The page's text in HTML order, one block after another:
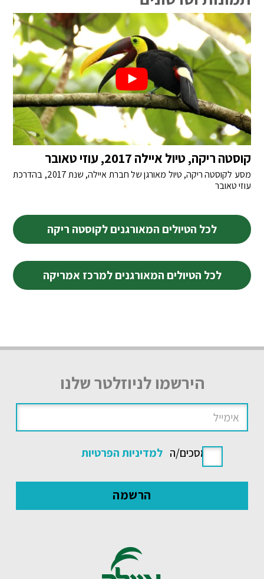
קוסטה ריקה, טיול איילה 2017, עוזי טאובר
מסע לקוסטה ריקה, טיול מאורגן של חברת איילה, שנת 2017, בהדרכת
עוזי טאובר
לכל הטיולים המאורגנים לקוסטה ריקה
לכל הטיולים המאורגנים למרכז אמריקה
הירשמו לניוזלטר שלנו
אני מסכים/ה למדיניות הפרטיות